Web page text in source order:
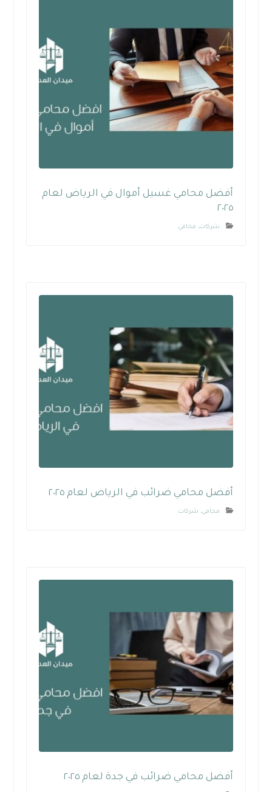
أفضل محامي غسيل أموال في الرياض لعام
٢٠٢٥
شركات, محامي
أفضل محامي ضرائب في الرياض لعام ٢٠٢٥
محامي, شركات
أفضل محامي ضرائب في جدة لعام ٢٠٢٥